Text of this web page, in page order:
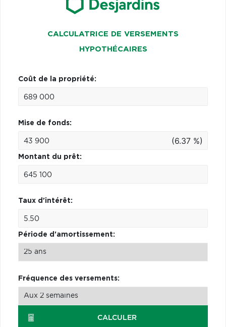
CALCULATRICE DE VERSEMENTS
HYPOTHÉCAIRES
Coût de la propriété:
Mise de fonds:
(6.37 %)
Montant du prêt:
Taux d'intérêt:
Période d'amortissement:
Fréquence des versements:
CALCULER